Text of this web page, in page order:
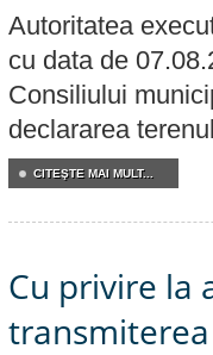
Autoritatea
cu data de
Consiliului
declararea
CITEŞTE MAI MULT...
Cu privire la